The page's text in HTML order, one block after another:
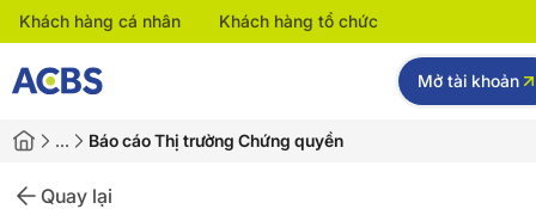
Khách hàng cá nhân Khách hàng tổ chức
Mở tài khoản
… Báo cáo Thị trường Chứng quyền
Quay lại